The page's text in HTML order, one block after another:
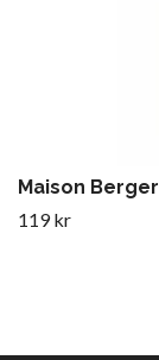
Maison
119 kr